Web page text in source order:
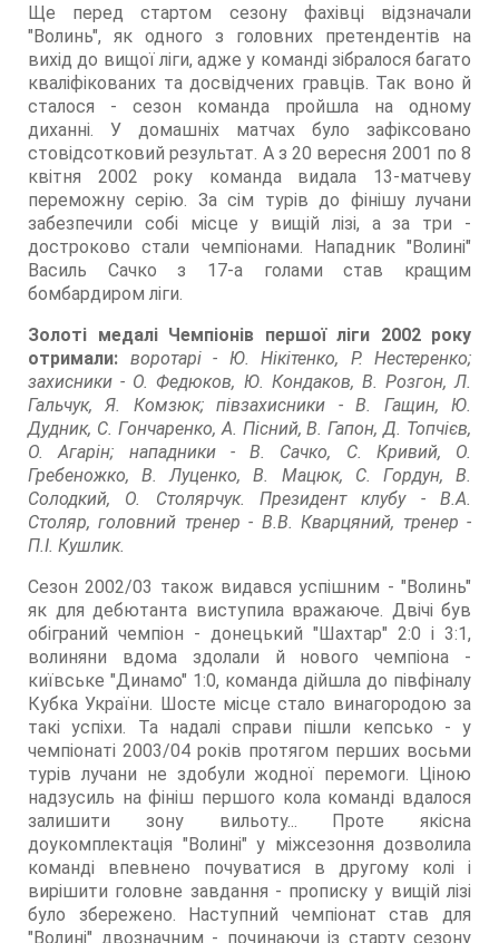
Ще перед стартом сезону фахівці відзначали
"Волинь", як одного з головних претендентів на
вихід до вищої ліги, адже у команді зібралося багато
кваліфікованих та досвідчених гравців. Так воно й
сталося - сезон команда пройшла на одному
диханні. У домашніх матчах було зафіксовано
стовідсотковий результат. А з 20 вересня 2001 по 8
квітня 2002 року команда видала 13-матчеву
переможну серію. За сім турів до фінішу лучани
забезпечили собі місце у вищій лізі, а за три -
достроково стали чемпіонами. Нападник "Волині"
Василь Сачко з 17-а голами став кращим
бомбардиром ліги.
Золоті медалі Чемпіонів першої ліги 2002 року
отримали: воротарі - Ю. Нікітенко, Р. Нестеренко;
захисники - О. Федюков, Ю. Кондаков, В. Розгон, Л.
Гальчук, Я. Комзюк; півзахисники - В. Гащин, Ю.
Дудник, С. Гончаренко, А. Пісний, В. Гапон, Д. Топчієв,
О. Агарін; нападники - В. Сачко, С. Кривий, О.
Гребеножко, В. Луценко, В. Мацюк, С. Гордун, В.
Солодкий, О. Столярчук. Президент клубу - В.А.
Столяр, головний тренер - В.В. Кварцяний, тренер -
П.І. Кушлик.
Сезон 2002/03 також видався успішним - "Волинь"
як для дебютанта виступила вражаюче. Двічі був
обіграний чемпіон - донецький "Шахтар" 2:0 і 3:1,
волиняни вдома здолали й нового чемпіона -
київське "Динамо" 1:0, команда дійшла до півфіналу
Кубка України. Шосте місце стало винагородою за
такі успіхи. Та надалі справи пішли кепсько - у
чемпіонаті 2003/04 років протягом перших восьми
турів лучани не здобули жодної перемоги. Ціною
надзусиль на фініш першого кола команді вдалося
залишити зону вильоту... Проте якісна
доукомплектація "Волині" у міжсезоння дозволила
команді впевнено почуватися в другому колі і
вирішити головне завдання - прописку у вищій лізі
було збережено. Наступний чемпіонат став для
"Волині" двозначним - починаючи із старту сезону